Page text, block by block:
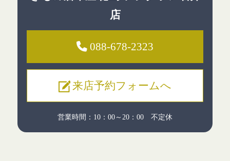
店
088-678-2323
来店予約フォームへ
営業時間：10：00～20：00 不定休